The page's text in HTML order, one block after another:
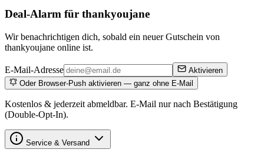
Deal-Alarm für thankyoujane
Wir benachrichtigen dich, sobald ein neuer Gutschein von
thankyoujane online ist.
E-Mail-Adresse
Aktivieren
Oder Browser-Push aktivieren — ganz ohne E-Mail
Kostenlos & jederzeit abmeldbar. E-Mail nur nach Bestätigung
(Double-Opt-In).
Service & Versand